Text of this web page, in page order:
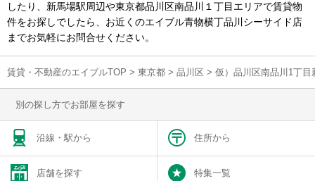
したり、新馬場駅周辺や東京都品川区南品川１丁目エリアで賃貸物
件をお探しでしたら、お近くのエイブル青物横丁品川シーサイド店
までお気軽にお問合せください。
賃貸・不動産のエイブルTOP > 東京都 > 品川区 > 仮）品川区南品川1丁
別の探し方でお部屋を探す
沿線・駅から 住所から
店舗を探す 特集一覧